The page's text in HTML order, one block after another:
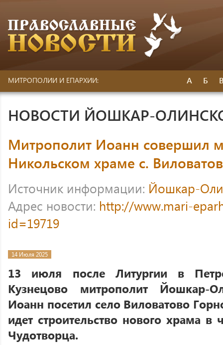
МИТРОПОЛИИ И ЕПАРХИИ: А Б
НОВОСТИ ЙОШКАР-
Митрополит Иоанн совершил
Никольском храме с.
Источник информации: Йошкар-
Адрес новости: http://www.mari-
id=19719
14 Июля 2025
13 июля после Литургии в
Кузнецово митрополит Йошкар-
Иоанн посетил село Виловатово
идет строительство нового храма в
Чудотворца.